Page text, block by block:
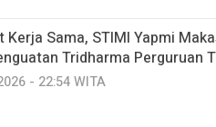
Kerja Sama, STIMI Yapmi
Tridharma Perguruan
- 22:54 WITA